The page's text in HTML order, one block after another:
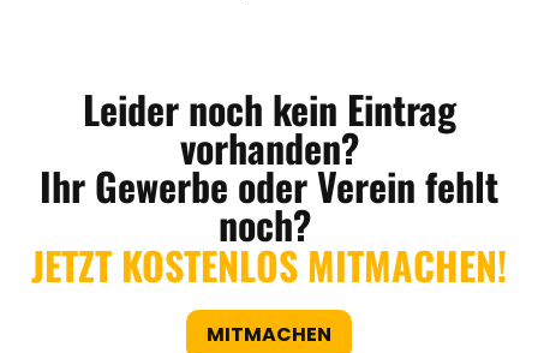
Leider noch kein Eintrag
vorhanden?
Ihr Gewerbe oder Verein fehlt
noch?
JETZT KOSTENLOS MITMACHEN!
MITMACHEN